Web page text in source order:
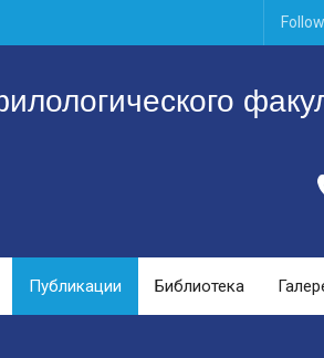
Публикации Библиотека